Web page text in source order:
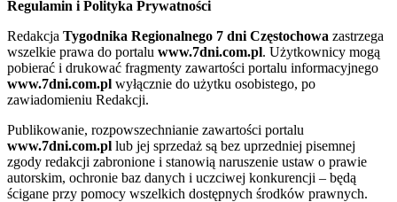
Regulamin i Polityka Prywatności
Redakcja Tygodnika Regionalnego 7 dni Częstochowa zastrzega
wszelkie prawa do portalu www.7dni.com.pl. Użytkownicy mogą
pobierać i drukować fragmenty zawartości portalu informacyjnego
www.7dni.com.pl wyłącznie do użytku osobistego, po
zawiadomieniu Redakcji.
Publikowanie, rozpowszechnianie zawartości portalu
www.7dni.com.pl lub jej sprzedaż są bez uprzedniej pisemnej
zgody redakcji zabronione i stanowią naruszenie ustaw o prawie
autorskim, ochronie baz danych i uczciwej konkurencji – będą
ścigane przy pomocy wszelkich dostępnych środków prawnych.